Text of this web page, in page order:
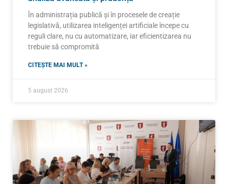
În administrația publică și în procesele de creație
legislativă, utilizarea inteligenței artificiale începe cu
reguli clare, nu cu automatizare, iar eficientizarea nu
trebuie să compromită
CITEȘTE MAI MULT »
5 august 2026